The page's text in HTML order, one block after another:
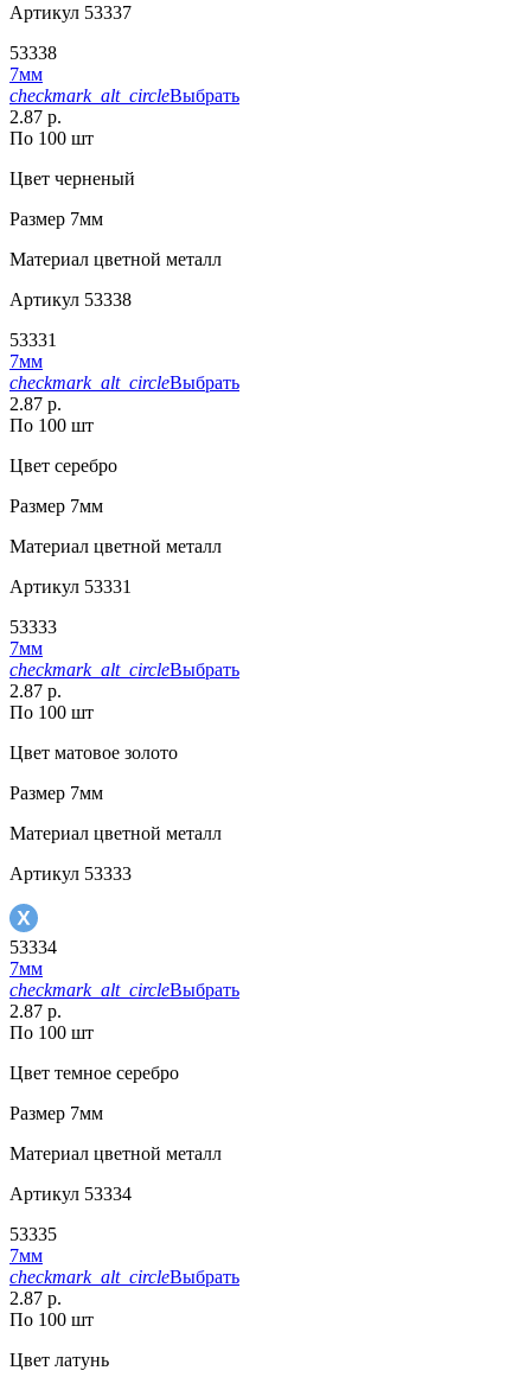
Артикул 53337
53338
7мм
checkmark_alt_circleВыбрать
2.87 р.
По 100 шт
Цвет черненый
Размер 7мм
Материал цветной металл
Артикул 53338
53331
7мм
checkmark_alt_circleВыбрать
2.87 р.
По 100 шт
Цвет серебро
Размер 7мм
Материал цветной металл
Артикул 53331
53333
7мм
checkmark_alt_circleВыбрать
2.87 р.
По 100 шт
Цвет матовое золото
Размер 7мм
Материал цветной металл
Артикул 53333
53334
7мм
checkmark_alt_circleВыбрать
2.87 р.
По 100 шт
Цвет темное серебро
Размер 7мм
Материал цветной металл
Артикул 53334
53335
7мм
checkmark_alt_circleВыбрать
2.87 р.
По 100 шт
Цвет латунь